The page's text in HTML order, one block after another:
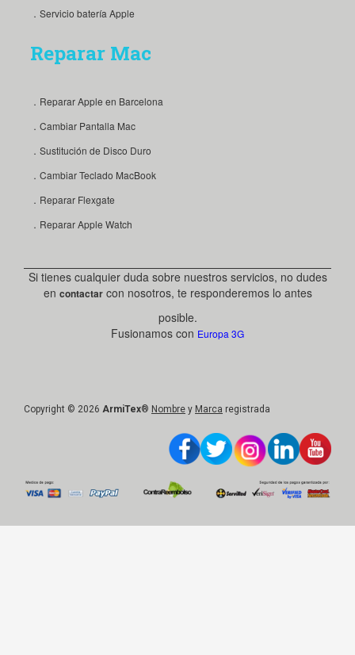
．Servicio batería Apple
Reparar Mac
．Reparar Apple en Barcelona
．Cambiar Pantalla Mac
．Sustitución de Disco Duro
．Cambiar Teclado MacBook
．Reparar Flexgate
．Reparar Apple Watch
Si tienes cualquier duda sobre nuestros servicios, no dudes
en contactarcon nosotros, te responderemos lo antes
posible.
Fusionamos con Europa 3G
Copyright © 2026 ArmiTex® Nombre y Marca registrada